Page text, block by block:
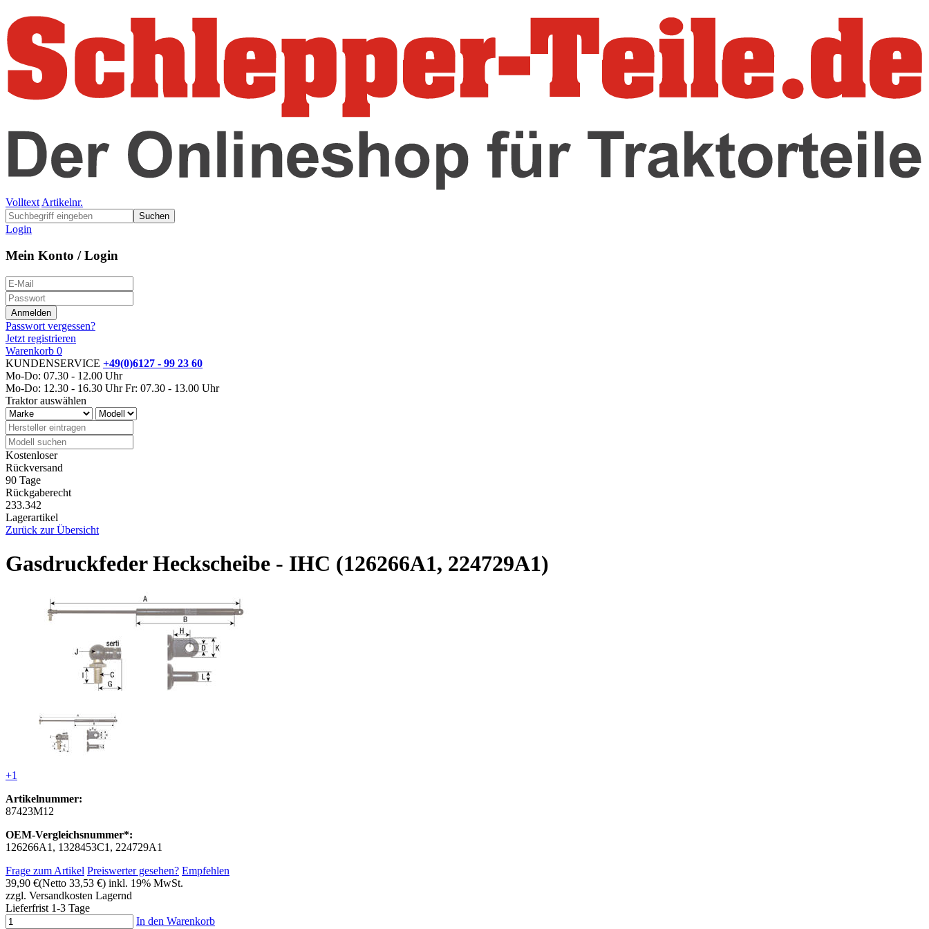
Volltext Artikelnr.
Suchen
Login
Mein Konto / Login
Passwort vergessen?
Jetzt registrieren
Warenkorb 0
KUNDENSERVICE +49(0)6127 - 99 23 60
Mo-Do: 07.30 - 12.00 Uhr
Mo-Do: 12.30 - 16.30 Uhr Fr: 07.30 - 13.00 Uhr
Traktor auswählen
Kostenloser
Rückversand
90 Tage
Rückgaberecht
233.342
Lagerartikel
Zurück zur Übersicht
Gasdruckfeder Heckscheibe - IHC (126266A1, 224729A1)
+1
Artikelnummer:
87423M12
OEM-Vergleichsnummer*:
126266A1, 1328453C1, 224729A1
Frage zum Artikel Preiswerter gesehen? Empfehlen
39,90 €(Netto 33,53 €) inkl. 19% MwSt.
zzgl. Versandkosten Lagernd
Lieferfrist 1-3 Tage
In den Warenkorb